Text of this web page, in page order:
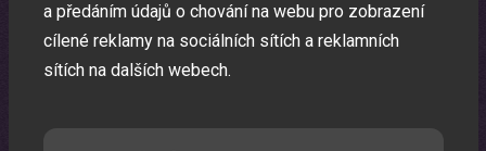
a předáním údajů o chování na webu pro zobrazení
cílené reklamy na sociálních sítích a reklamních
sítích na dalších webech.